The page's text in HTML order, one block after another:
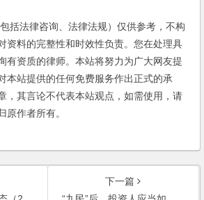
法律咨询、法律法规）仅供参考，不构
资料的完整性和时效性负责。您在处理具
有资质的律师。本站将努力为广大网友提
本站提供的任何免费服务作出正式的承
，其言论不代表本站观点，如需使用，请
原作者所有。
下一篇